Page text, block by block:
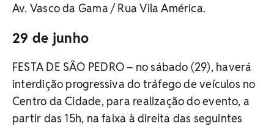
Av. Vasco da Gama / Rua Vila América.
29 de junho
FESTA DE SÃO PEDRO – no sábado (29), haverá
interdição progressiva do tráfego de veículos no
Centro da Cidade, para realização do evento, a
partir das 15h, na faixa à direita das seguintes